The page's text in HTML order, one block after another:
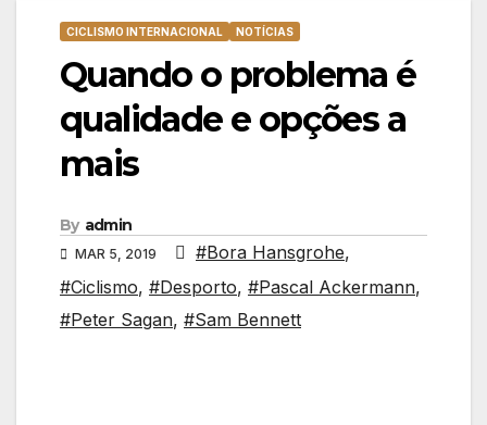
CICLISMO INTERNACIONAL NOTÍCIAS
Quando o problema é
qualidade e opções a
mais
By admin
MAR 5, 2019 #Bora Hansgrohe,
#Ciclismo, #Desporto, #Pascal Ackermann,
#Peter Sagan, #Sam Bennett